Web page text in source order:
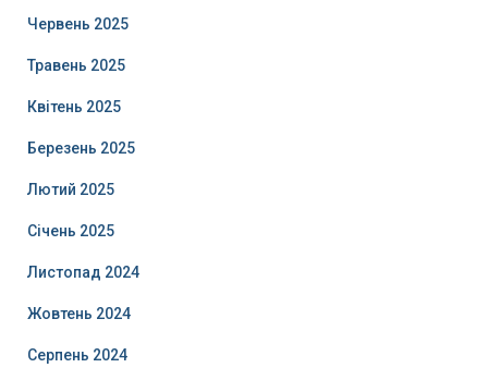
Червень 2025
Травень 2025
Квітень 2025
Березень 2025
Лютий 2025
Січень 2025
Листопад 2024
Жовтень 2024
Серпень 2024